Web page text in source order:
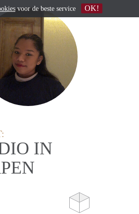
IN
voor de beste service OK!